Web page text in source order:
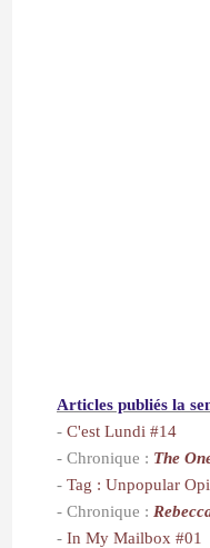
Articles publiés la
- C'est Lundi #14
- Chronique : The
- Tag : Unpopular
- Chronique :
- In My Mailbox #01